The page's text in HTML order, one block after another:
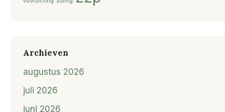
Archieven
augustus 2026
juli 2026
juni 2026